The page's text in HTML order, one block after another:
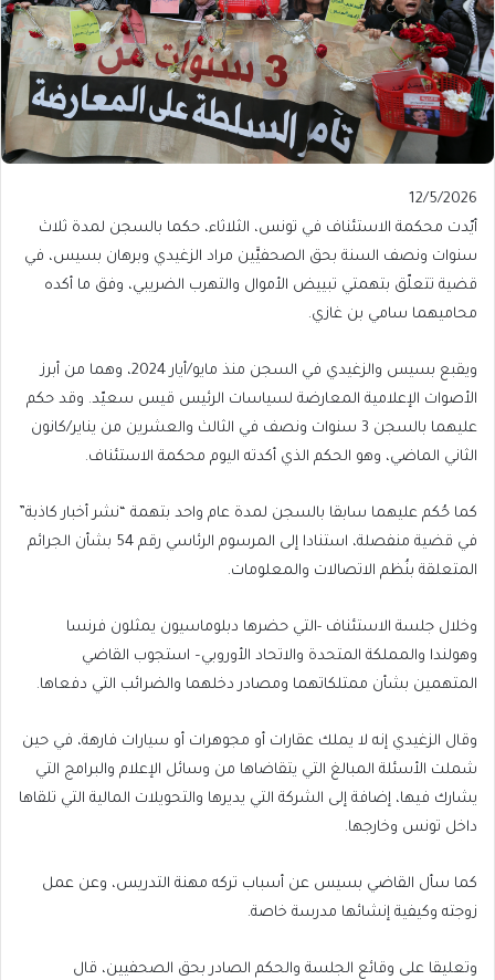
Published
On
12/5/2026
12/5/2026
أيّدت محكمة الاستئناف في تونس، الثلاثاء، حكما بالسجن لمدة ثلاث
سنوات ونصف السنة بحق الصحفيَّين مراد الزغيدي وبرهان بسيس، في
قضية تتعلّق بتهمتي تبييض الأموال والتهرب الضريبي، وفق ما أكده
محاميهما سامي بن غازي.
ويقبع بسيس والزغيدي في السجن منذ مايو/أيار 2024، وهما من أبرز
الأصوات الإعلامية المعارضة لسياسات الرئيس قيس سعيّد. وقد حكم
عليهما بالسجن 3 سنوات ونصف في الثالث والعشرين من يناير/كانون
الثاني الماضي، وهو الحكم الذي أكدته اليوم محكمة الاستئناف.
كما حُكم عليهما سابقا بالسجن لمدة عام واحد بتهمة “نشر أخبار كاذبة”
في قضية منفصلة، استنادا إلى المرسوم الرئاسي رقم 54 بشأن الجرائم
المتعلقة بنُظم الاتصالات والمعلومات.
وخلال جلسة الاستئناف -التي حضرها دبلوماسيون يمثلون فرنسا
وهولندا والمملكة المتحدة والاتحاد الأوروبي– استجوب القاضي
المتهمين بشأن ممتلكاتهما ومصادر دخلهما والضرائب التي دفعاها.
وقال الزغيدي إنه لا يملك عقارات أو مجوهرات أو سيارات فارهة، في حين
شملت الأسئلة المبالغ التي يتقاضاها من وسائل الإعلام والبرامج التي
يشارك فيها، إضافة إلى الشركة التي يديرها والتحويلات المالية التي تلقاها
داخل تونس وخارجها.
كما سأل القاضي بسيس عن أسباب تركه مهنة التدريس، وعن عمل
زوجته وكيفية إنشائها مدرسة خاصة.
وتعليقا على وقائع الجلسة والحكم الصادر بحق الصحفيين، قال